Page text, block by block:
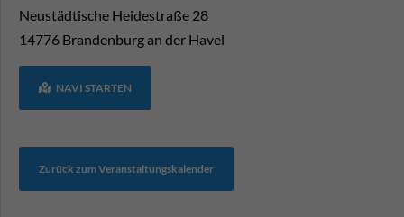
Neustädtische Heidestraße 28
14776 Brandenburg an der Havel
NAVI STARTEN
Zurück zum Veranstaltungskalender